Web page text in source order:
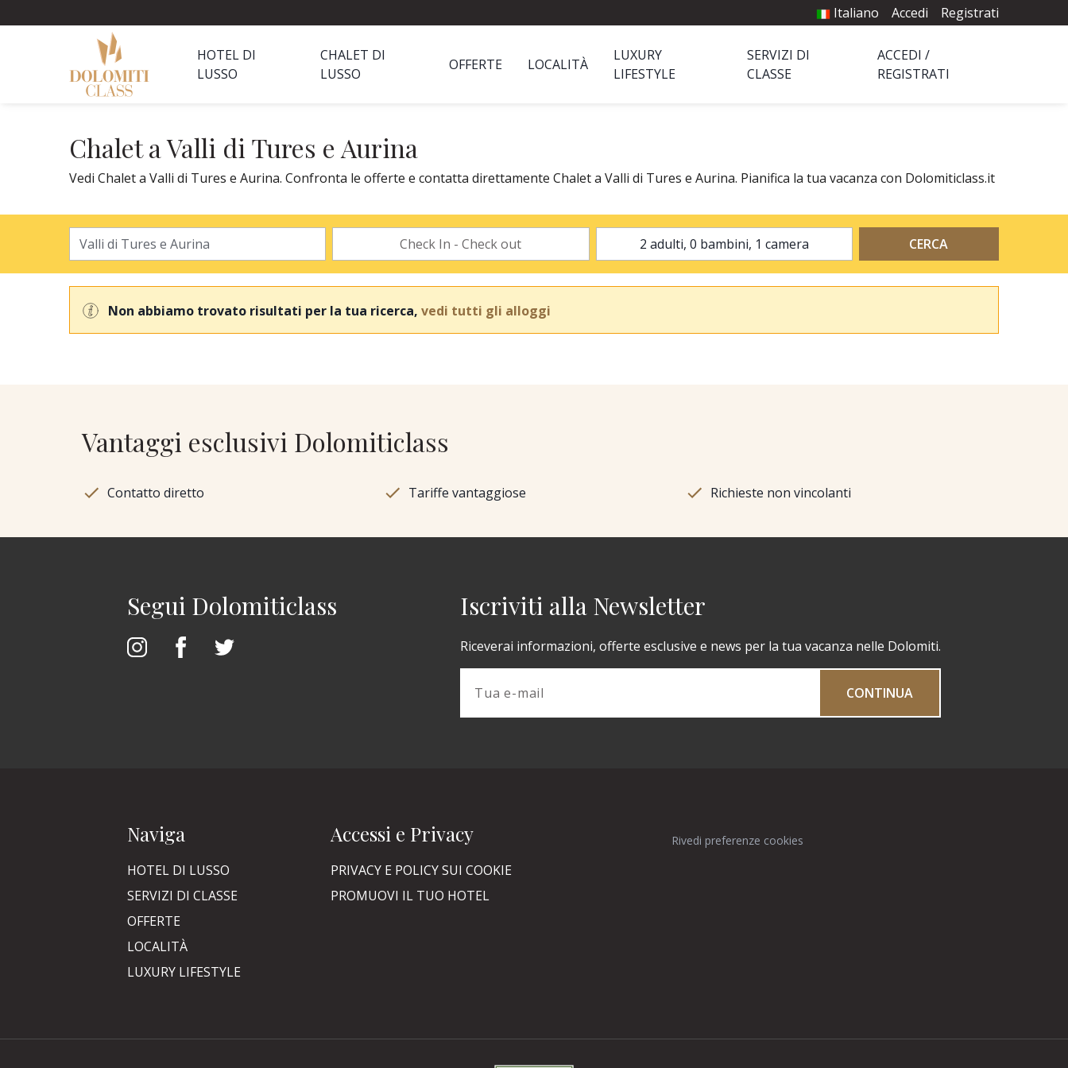
Italiano Accedi Registrati
HOTEL DI
LUSSO
CHALET DI
LUSSO
OFFERTE LOCALITÀ
LUXURY
LIFESTYLE
SERVIZI DI
CLASSE
ACCEDI /
REGISTRATI
Chalet a Valli di Tures e Aurina
Vedi Chalet a Valli di Tures e Aurina. Confronta le offerte e contatta direttamente Chalet a Valli di Tures e Aurina. Pianifica la tua vacanza con Dolomiticlass.it
2 adulti, 0 bambini, 1 camera CERCA
Non abbiamo trovato risultati per la tua ricerca, vedi tutti gli alloggi
Vantaggi esclusivi Dolomiticlass
Contatto diretto Tariffe vantaggiose Richieste non vincolanti
Segui Dolomiticlass Iscriviti alla Newsletter
Riceverai informazioni, offerte esclusive e news per la tua vacanza nelle Dolomiti.
CONTINUA
Naviga
HOTEL DI LUSSO
SERVIZI DI CLASSE
OFFERTE
LOCALITÀ
LUXURY LIFESTYLE
Accessi e Privacy
PRIVACY E POLICY SUI COOKIE
PROMUOVI IL TUO HOTEL
Rivedi preferenze cookies